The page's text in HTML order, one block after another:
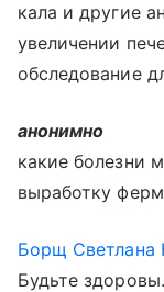
кала и другие
увеличении
обследование
анонимно
какие болезни
выработку
Борщ Светлана
Будьте